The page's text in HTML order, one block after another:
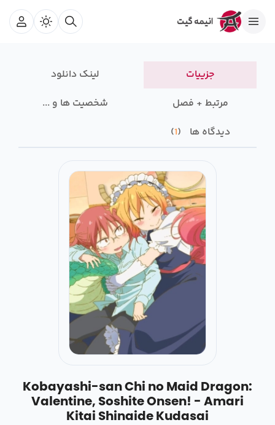
جزییات
لینک دانلود
مرتبط + فصل
شخصیت ها و ...
دیدگاه ها
1
Kobayashi-san Chi no Maid Dragon:
Valentine, Soshite Onsen! - Amari
Kitai Shinaide Kudasai